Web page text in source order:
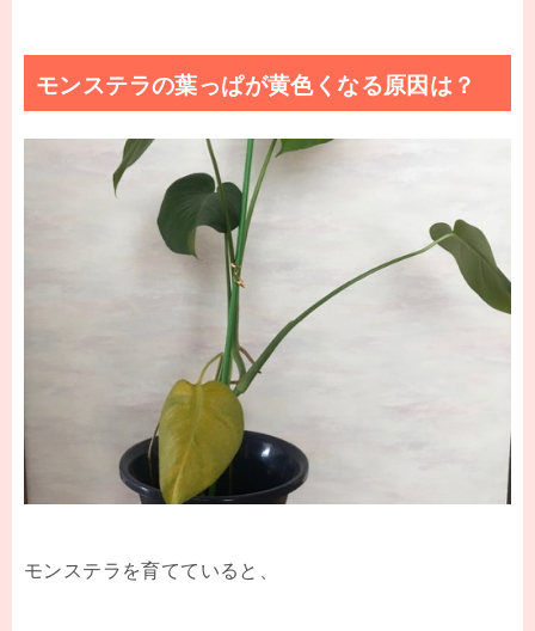
モンステラの葉っぱが黄色くなる原因は？
モンステラを育てていると、